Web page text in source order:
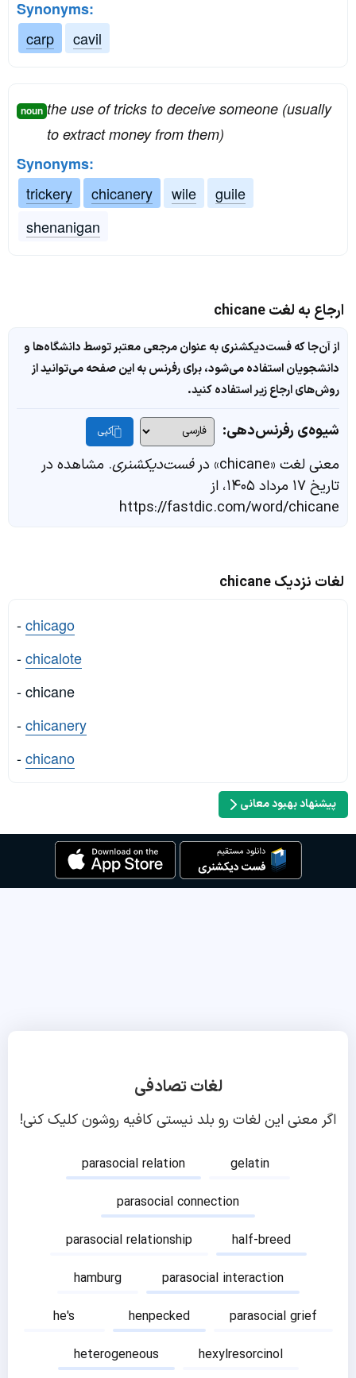
Synonyms:
carp
cavil
noun the use of tricks to deceive someone (usually
to extract money from them)
Synonyms:
trickery
chicanery wile
guile
shenanigan
ارجاع به لغت chicane
از آن‌جا که فست‌دیکشنری به عنوان مرجعی معتبر توسط دانشگاه‌ها و
دانشجویان استفاده می‌شود، برای رفرنس به این صفحه می‌توانید از
روش‌های ارجاع زیر استفاده کنید.
شیوه‌ی رفرنس‌دهی: کپی
معنی لغت «chicane» در فست‌دیکشنری. مشاهده در
تاریخ ۱۷ مرداد ۱۴۰۵، از
https://fastdic.com/word/chicane
لغات نزدیک chicane
-chicago
-chicalote
- chicane
-chicanery
-chicano
پیشنهاد بهبود معانی
لغات تصادفی
اگر معنی این لغات رو بلد نیستی کافیه روشون کلیک کنی!
parasocial relation
gelatin
parasocial connection
parasocial relationship
half-breed
hamburg
parasocial interaction
he's
henpecked
parasocial grief
heterogeneous
hexylresorcinol